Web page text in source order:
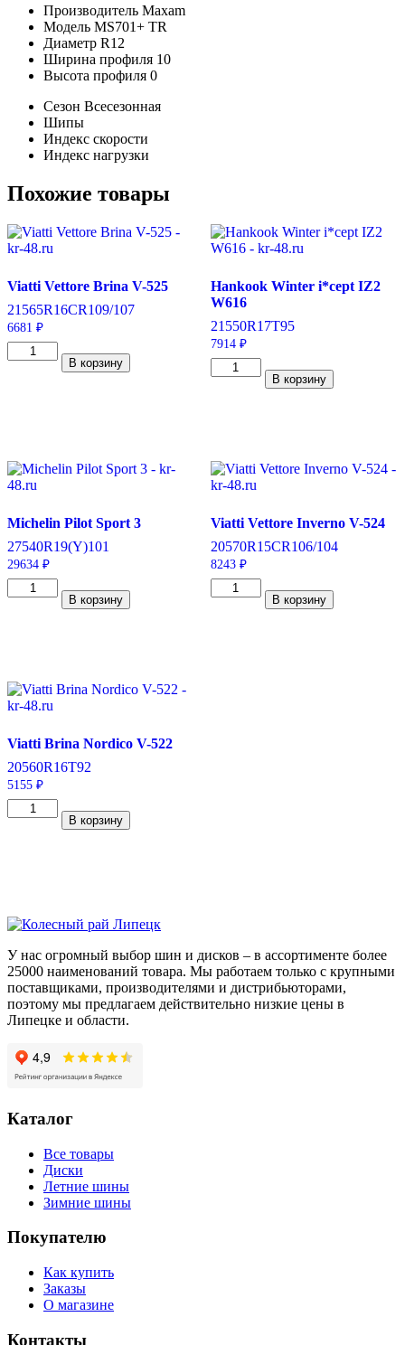
Производитель Maxam
Модель MS701+ TR
Диаметр R12
Ширина профиля 10
Высота профиля 0
Сезон Всесезонная
Шипы
Индекс скорости
Индекс нагрузки
Похожие товары
Viatti Vettore Brina V-525
21565R16CR109/107
6681 ₽
Количество
товара
215/65/R16C
109/107
R
В корзину
Hankook Winter i*cept IZ2
W616
21550R17T95
7914 ₽
Количество
товара
W616
215/50/R17
95
В корзину
Michelin Pilot Sport 3
27540R19(Y)101
29634 ₽
Количество
товара
275/40/R19
101
Y
В корзину
Viatti Vettore Inverno V-524
20570R15CR106/104
8243 ₽
Количество
товара
В корзину
Viatti Brina Nordico V-522
20560R16T92
5155 ₽
Количество
товара
205/60/R16
92
T
В корзину
У нас огромный выбор шин и дисков – в ассортименте более
25000 наименований товара. Мы работаем только с крупными
поставщиками, производителями и дистрибьюторами,
поэтому мы предлагаем действительно низкие цены в
Липецке и области.
Каталог
Все товары
Диски
Летние шины
Зимние шины
Покупателю
Как купить
Заказы
О магазине
Контакты